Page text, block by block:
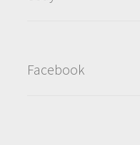
Facebook